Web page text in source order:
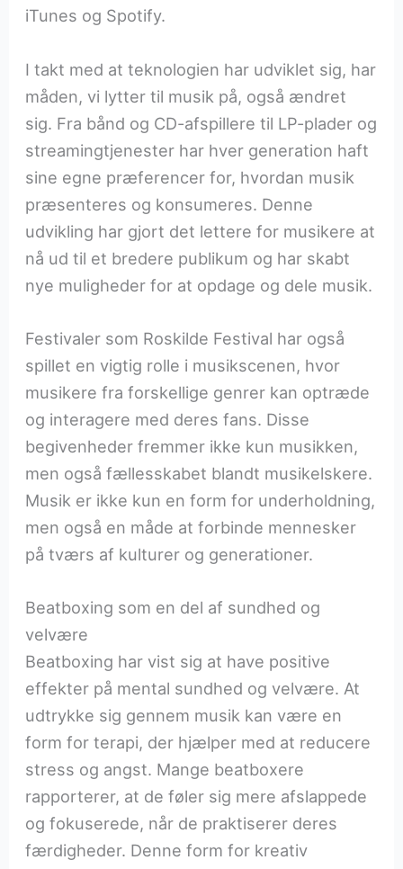
iTunes og Spotify.
I takt med at teknologien har udviklet sig, har
måden, vi lytter til musik på, også ændret
sig. Fra bånd og CD-afspillere til LP-plader og
streamingtjenester har hver generation haft
sine egne præferencer for, hvordan musik
præsenteres og konsumeres. Denne
udvikling har gjort det lettere for musikere at
nå ud til et bredere publikum og har skabt
nye muligheder for at opdage og dele musik.
Festivaler som Roskilde Festival har også
spillet en vigtig rolle i musikscenen, hvor
musikere fra forskellige genrer kan optræde
og interagere med deres fans. Disse
begivenheder fremmer ikke kun musikken,
men også fællesskabet blandt musikelskere.
Musik er ikke kun en form for underholdning,
men også en måde at forbinde mennesker
på tværs af kulturer og generationer.
Beatboxing som en del af sundhed og
velvære
Beatboxing har vist sig at have positive
effekter på mental sundhed og velvære. At
udtrykke sig gennem musik kan være en
form for terapi, der hjælper med at reducere
stress og angst. Mange beatboxere
rapporterer, at de føler sig mere afslappede
og fokuserede, når de praktiserer deres
færdigheder. Denne form for kreativ